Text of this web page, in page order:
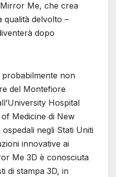
Me, che crea
qualità delvolto –
dopo
probabilmente non
del Montefiore
Hospital
Medicine di New
negli Stati Uniti
innovative ai
Me 3D è conosciuta
di stampa 3D, in